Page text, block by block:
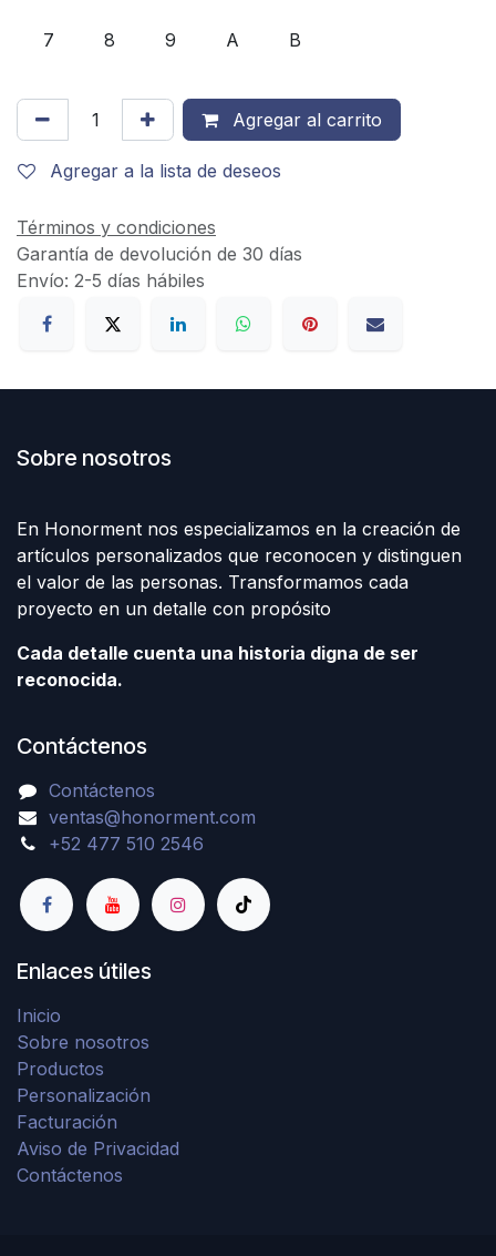
7 8 9 A B
Agregar al carrito
Agregar a la lista de deseos
Términos y condiciones
Garantía de devolución de 30 días
Envío: 2-5 días hábiles
Sobre nosotros
En Honorment nos especializamos en la creación de
artículos personalizados que reconocen y distinguen
el valor de las personas. Transformamos cada
proyecto en un detalle con propósito
Cada detalle cuenta una historia digna de ser
reconocida.
Contáctenos
Contáctenos
ventas@honorment.com
+52 477 510 2546
Enlaces útiles
Inicio
Sobre nosotros
Productos
Personalización
Facturación
Aviso de Privacidad
Contáctenos